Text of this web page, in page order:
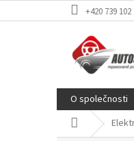
na
+420 739 102
O společnosti
Domů